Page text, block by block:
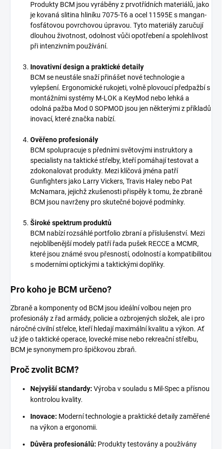
Produkty BCM jsou vyráběny z prvotřídních materiálů, jako
je kovaná slitina hliníku 7075-T6 a ocel 11595E s mangan-
fosfátovou povrchovou úpravou. Tyto materiály zaručují
dlouhou životnost, odolnost vůči opotřebení a spolehlivost
při intenzivním používání.
Inovativní design a praktické detaily
BCM se neustále snaží přinášet nové technologie a
vylepšení. Ergonomické rukojeti, volně plovoucí předpažbí s
montážními systémy M-LOK a KeyMod nebo lehká a
odolná pažba Mod 0 SOPMOD jsou jen některými z příkladů
inovací, které značka nabízí.
Ověřeno profesionály
BCM spolupracuje s předními světovými instruktory a
specialisty na taktické střelby, kteří pomáhají testovat a
zdokonalovat produkty. Mezi klíčová jména patří
Gunfighters jako Larry Vickers, Travis Haley nebo Pat
McNamara, jejichž zkušenosti přispěly k tomu, že zbraně
BCM jsou navrženy pro skutečné bojové podmínky.
Široké spektrum produktů
BCM nabízí rozsáhlé portfolio zbraní a příslušenství. Mezi
nejoblíbenější modely patří řada pušek RECCE a MCMR,
které jsou známé svou přesností, odolností a kompatibilitou
s moderními optickými a taktickými doplňky.
Pro koho je BCM určeno?
Zbraně a komponenty od BCM jsou ideální volbou nejen pro
profesionály z řad armády, policie a ozbrojených složek, ale i pro
náročné civilní střelce, kteří hledají maximální kvalitu a výkon. Ať
už jde o taktické operace, lovecké mise nebo rekreační střelbu,
BCM je synonymem pro špičkovou zbraň.
Proč zvolit BCM?
Nejvyšší standardy: Výroba v souladu s Mil-Spec a přísnou
kontrolou kvality.
Inovace: Moderní technologie a praktické detaily zaměřené
na výkon a ergonomii.
Důvěra profesionálů: Produkty testovány a používány